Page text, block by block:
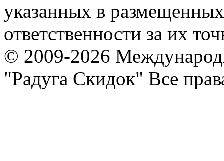
указанных в
ответственности за их
© 2009-2026
"Радуга Скидок" Все